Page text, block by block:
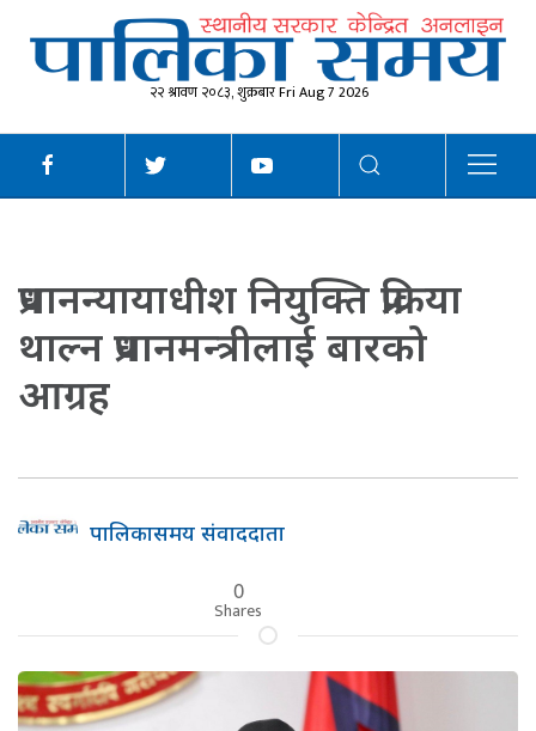
२२ श्रावण २०८३, शुक्रबार Fri Aug 7 2026
प्रधानन्यायाधीश नियुक्ति प्रक्रिया
थाल्न प्रधानमन्त्रीलाई बारको
आग्रह
पालिकासमय संवाददाता
0
Shares